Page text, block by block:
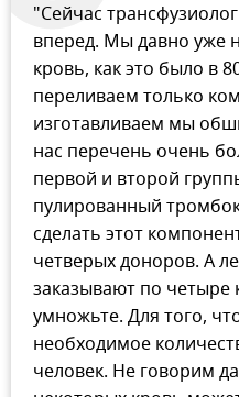
"Сейчас
вперед. Мы давно уже
кровь, как это было в
переливаем только
изготавливаем мы
нас перечень очень
первой и второй
пулированный
сделать этот
четверых доноров. А
заказывают по четыре
умножьте. Для того,
необходимое
человек. Не говорим